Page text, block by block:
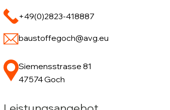
+49(0)2823-418887
baustoffegoch@avg.eu
Siemensstrasse 81
47574 Goch